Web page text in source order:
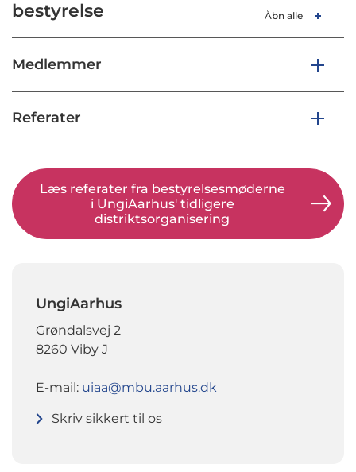
bestyrelse
Åbn alle
Medlemmer
Referater
Læs referater fra bestyrelsesmøderne
i UngiAarhus' tidligere
distriktsorganisering
UngiAarhus
Grøndalsvej 2
8260 Viby J
E-mail: uiaa@mbu.aarhus.dk
Skriv sikkert til os